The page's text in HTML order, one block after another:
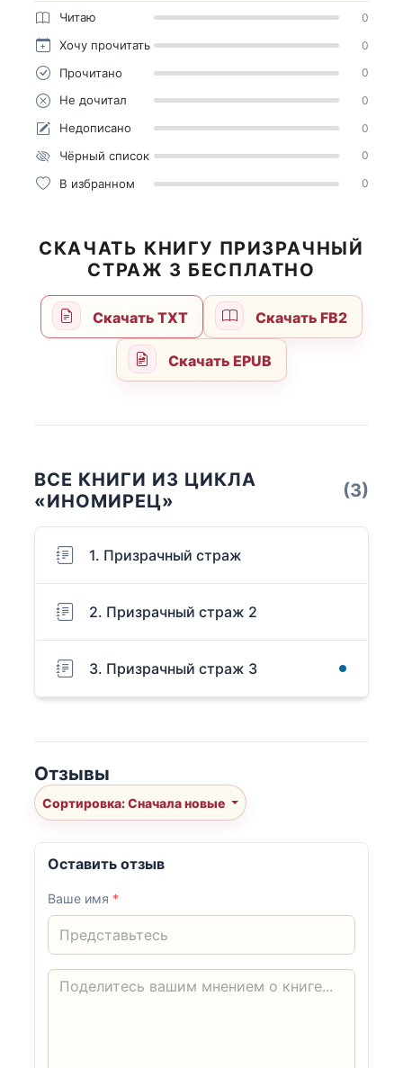
Читаю 0
Хочу прочитать 0
Прочитано 0
Не дочитал 0
Недописано 0
Чёрный список 0
В избранном 0
СКАЧАТЬ КНИГУ ПРИЗРАЧНЫЙ
СТРАЖ 3 БЕСПЛАТНО
Скачать TXT Скачать FB2
Скачать EPUB
ВСЕ КНИГИ ИЗ ЦИКЛА
«ИНОМИРЕЦ»
(3)
1. Призрачный страж
2. Призрачный страж 2
3. Призрачный страж 3
Отзывы
Сортировка: Сначала новые
Оставить отзыв
Ваше имя *